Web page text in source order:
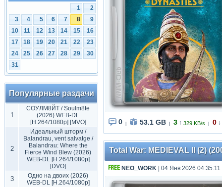
1
2
3
4 5 6 7 8
9
10
11 12 13 14 15
16
17
18 19 20 21 22
23
24
25 26 27 28 29
30
31
Популярные раздачи
1
СОУЛМ8ЙТ / Soulm8te
(2026) WEB-DL
[H.264/1080p] [MVO]
2
Идеальный шторм /
Balandrau, vent salvatge /
Balandrau: Where the
Fierce Wind Blew (2026)
WEB-DL [H.264/1080p]
[DVO]
3
Одно на двоих (2026)
WEB-DL [H.264/1080p]
0 53.1 GB 3 ↑ 329 KB/s 0 ↓
Total War: MEDIEVAL II (2)
NEO_WORK | 04 Янв 2026 04:35:11